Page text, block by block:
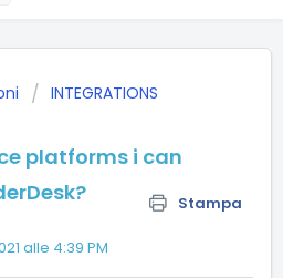
INTEGRATIONS
platforms i can
Stampa
alle 4:39 PM